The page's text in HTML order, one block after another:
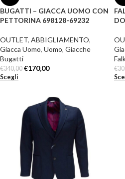
BUGATTI – GIACCA UOMO CON
PETTORINA 698128-69232
OUTLET, ABBIGLIAMENTO,
Giacca Uomo, Uomo, Giacche
Bugatti
€340,00 €170,00
Scegli
€